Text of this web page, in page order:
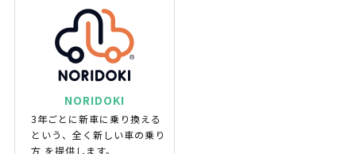
NORIDOKI
3年ごとに新車に乗り換える
という、全く新しい車の乗り
方 を提供します。